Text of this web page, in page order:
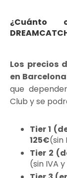
¿Cuánto
Los precios
en
que
Club y se
Tier 1
125€(sin
Tier 2
(sin IVA